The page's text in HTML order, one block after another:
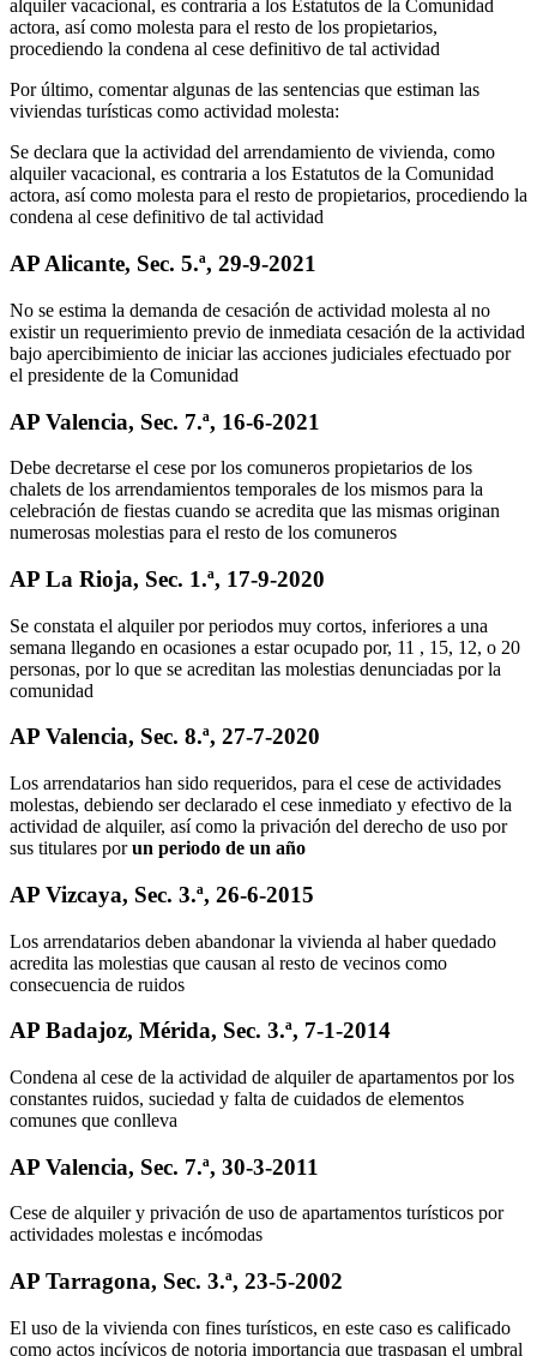
alquiler vacacional, es contraria a los Estatutos de la Comunidad
actora, así como molesta para el resto de los propietarios,
procediendo la condena al cese definitivo de tal actividad
Por último, comentar algunas de las sentencias que estiman las
viviendas turísticas como actividad molesta:
Se declara que la actividad del arrendamiento de vivienda, como
alquiler vacacional, es contraria a los Estatutos de la Comunidad
actora, así como molesta para el resto de propietarios, procediendo la
condena al cese definitivo de tal actividad
AP Alicante, Sec. 5.ª, 29-9-2021
No se estima la demanda de cesación de actividad molesta al no
existir un requerimiento previo de inmediata cesación de la actividad
bajo apercibimiento de iniciar las acciones judiciales efectuado por
el presidente de la Comunidad
AP Valencia, Sec. 7.ª, 16-6-2021
Debe decretarse el cese por los comuneros propietarios de los
chalets de los arrendamientos temporales de los mismos para la
celebración de fiestas cuando se acredita que las mismas originan
numerosas molestias para el resto de los comuneros
AP La Rioja, Sec. 1.ª, 17-9-2020
Se constata el alquiler por periodos muy cortos, inferiores a una
semana llegando en ocasiones a estar ocupado por, 11 , 15, 12, o 20
personas, por lo que se acreditan las molestias denunciadas por la
comunidad
AP Valencia, Sec. 8.ª, 27-7-2020
Los arrendatarios han sido requeridos, para el cese de actividades
molestas, debiendo ser declarado el cese inmediato y efectivo de la
actividad de alquiler, así como la privación del derecho de uso por
sus titulares porun periodo de un año
AP Vizcaya, Sec. 3.ª, 26-6-2015
Los arrendatarios deben abandonar la vivienda al haber quedado
acredita las molestias que causan al resto de vecinos como
consecuencia de ruidos
AP Badajoz, Mérida, Sec. 3.ª, 7-1-2014
Condena al cese de la actividad de alquiler de apartamentos por los
constantes ruidos, suciedad y falta de cuidados de elementos
comunes que conlleva
AP Valencia, Sec. 7.ª, 30-3-2011
Cese de alquiler y privación de uso de apartamentos turísticos por
actividades molestas e incómodas
AP Tarragona, Sec. 3.ª, 23-5-2002
El uso de la vivienda con fines turísticos, en este caso es calificado
como actos incívicos de notoria importancia que traspasan el umbral